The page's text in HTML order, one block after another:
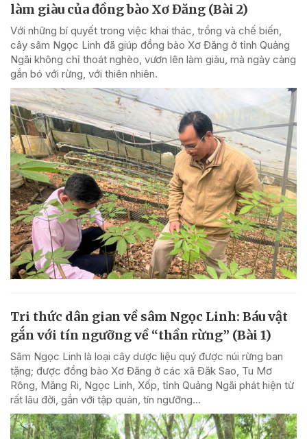
làm giàu của đồng bào Xơ Đăng (Bài 2)
Với những bí quyết trong việc khai thác, trồng và chế biến,
cây sâm Ngọc Linh đã giúp đồng bào Xơ Đăng ở tỉnh Quảng
Ngãi không chỉ thoát nghèo, vươn lên làm giàu, mà ngày càng
gắn bó với rừng, với thiên nhiên.
Tri thức dân gian về sâm Ngọc Linh: Báu vật
gắn với tín ngưỡng về “thần rừng” (Bài 1)
Sâm Ngọc Linh là loại cây dược liệu quý được núi rừng ban
tặng; được đồng bào Xơ Đăng ở các xã Đăk Sao, Tu Mơ
Rông, Măng Ri, Ngọc Linh, Xốp, tỉnh Quảng Ngãi phát hiện từ
rất lâu đời, gắn với tập quán, tín ngưỡng...